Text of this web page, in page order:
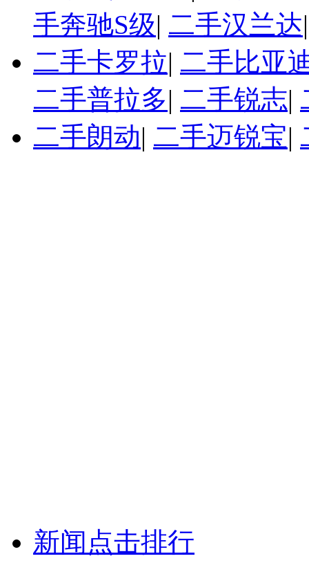
手奔驰S级| 二手汉兰达
二手卡罗拉| 二手比亚
二手普拉多| 二手锐志|
二手朗动| 二手迈锐宝|
新闻点击排行